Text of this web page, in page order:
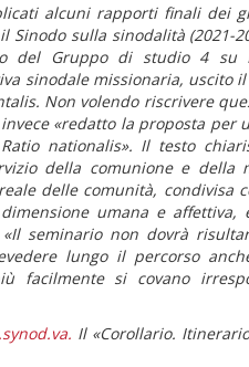
alcuni rapporti finali dei
Sinodo sulla sinodalità (2021-
del Gruppo di studio 4 su
sinodale missionaria, uscito
. Non volendo riscrivere
«redatto la proposta per
Ratio nationalis». Il testo
della comunione e della
delle comunità, condivisa
umana e affettiva,
«Il seminario non dovrà
lungo il percorso
facilmente si covano
Il «Corollario.